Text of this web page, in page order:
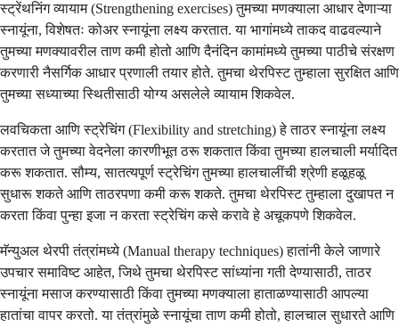
स्ट्रेंथनिंग व्यायाम (Strengthening exercises) तुमच्या मणक्याला आधार देणाऱ्या
स्नायूंना, विशेषतः कोअर स्नायूंना लक्ष्य करतात. या भागांमध्ये ताकद वाढवल्याने
तुमच्या मणक्यावरील ताण कमी होतो आणि दैनंदिन कामांमध्ये तुमच्या पाठीचे संरक्षण
करणारी नैसर्गिक आधार प्रणाली तयार होते. तुमचा थेरपिस्ट तुम्हाला सुरक्षित आणि
तुमच्या सध्याच्या स्थितीसाठी योग्य असलेले व्यायाम शिकवेल.
लवचिकता आणि स्ट्रेचिंग (Flexibility and stretching) हे ताठर स्नायूंना लक्ष्य
करतात जे तुमच्या वेदनेला कारणीभूत ठरू शकतात किंवा तुमच्या हालचाली मर्यादित
करू शकतात. सौम्य, सातत्यपूर्ण स्ट्रेचिंग तुमच्या हालचालींची श्रेणी हळूहळू
सुधारू शकते आणि ताठरपणा कमी करू शकते. तुमचा थेरपिस्ट तुम्हाला दुखापत न
करता किंवा पुन्हा इजा न करता स्ट्रेचिंग कसे करावे हे अचूकपणे शिकवेल.
मॅन्युअल थेरपी तंत्रांमध्ये (Manual therapy techniques) हातांनी केले जाणारे
उपचार समाविष्ट आहेत, जिथे तुमचा थेरपिस्ट सांध्यांना गती देण्यासाठी, ताठर
स्नायूंना मसाज करण्यासाठी किंवा तुमच्या मणक्याला हाताळण्यासाठी आपल्या
हातांचा वापर करतो. या तंत्रांमुळे स्नायूंचा ताण कमी होतो, हालचाल सुधारते आणि